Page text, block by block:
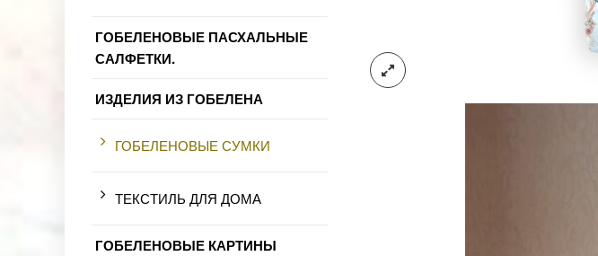
ГОБЕЛЕНОВЫЕ ПАСХАЛЬНЫЕ
САЛФЕТКИ.
ИЗДЕЛИЯ ИЗ ГОБЕЛЕНА
ГОБЕЛЕНОВЫЕ СУМКИ
ТЕКСТИЛЬ ДЛЯ ДОМА
ГОБЕЛЕНОВЫЕ КАРТИНЫ